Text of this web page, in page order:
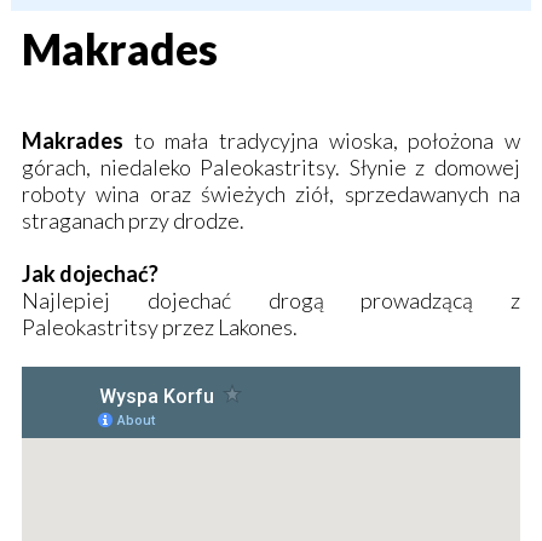
Makrades
Makrades to mała tradycyjna wioska, położona w
górach, niedaleko Paleokastritsy. Słynie z domowej
roboty wina oraz świeżych ziół, sprzedawanych na
straganach przy drodze.
Jak dojechać?
Najlepiej dojechać drogą prowadzącą z
Paleokastritsy przez Lakones.